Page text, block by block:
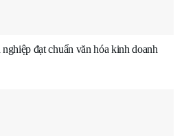
đạt chuẩn văn hóa kinh doanh